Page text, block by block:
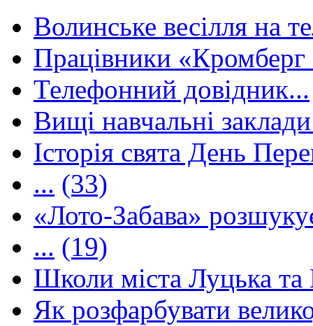
Волинське весілля на
Працівники
Телефонний довідник...
Вищі навчальні
Історія свята День
... (33)
«Лото-Забава»
... (19)
Школи міста Луцька та
Як розфарбувати